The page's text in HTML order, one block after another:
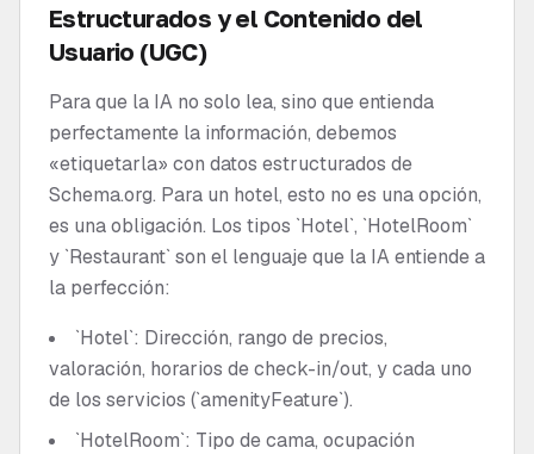
Estructurados y el Contenido del
Usuario (UGC)
Para que la IA no solo lea, sino que entienda
perfectamente la información, debemos
«etiquetarla» con datos estructurados de
Schema.org. Para un hotel, esto no es una opción,
es una obligación. Los tipos `Hotel`, `HotelRoom`
y `Restaurant` son el lenguaje que la IA entiende a
la perfección:
`Hotel`: Dirección, rango de precios,
valoración, horarios de check-in/out, y cada uno
de los servicios (`amenityFeature`).
`HotelRoom`: Tipo de cama, ocupación